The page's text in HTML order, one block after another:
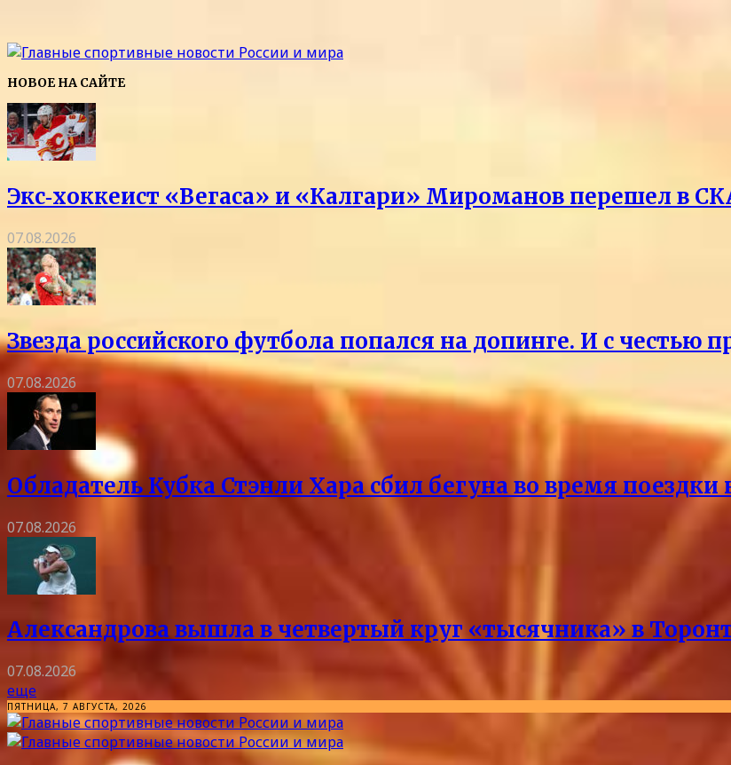
НОВОЕ НА САЙТЕ
Экс‑хоккеист «Вегаса» и «Калгари» Мироманов перешел в
07.08.2026
Звезда российского футбола попался на допинге. И с честью
07.08.2026
Обладатель Кубка Стэнли Хара сбил бегуна во время поездки
07.08.2026
Александрова вышла в четвертый круг «тысячника» в
07.08.2026
еще
ПЯТНИЦА, 7 АВГУСТА, 2026